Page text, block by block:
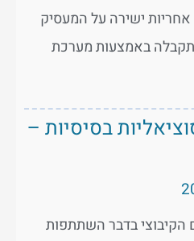
ישירה על המעסיק
באמצעות מערכת
בסיסיות –
בדבר השתתפות